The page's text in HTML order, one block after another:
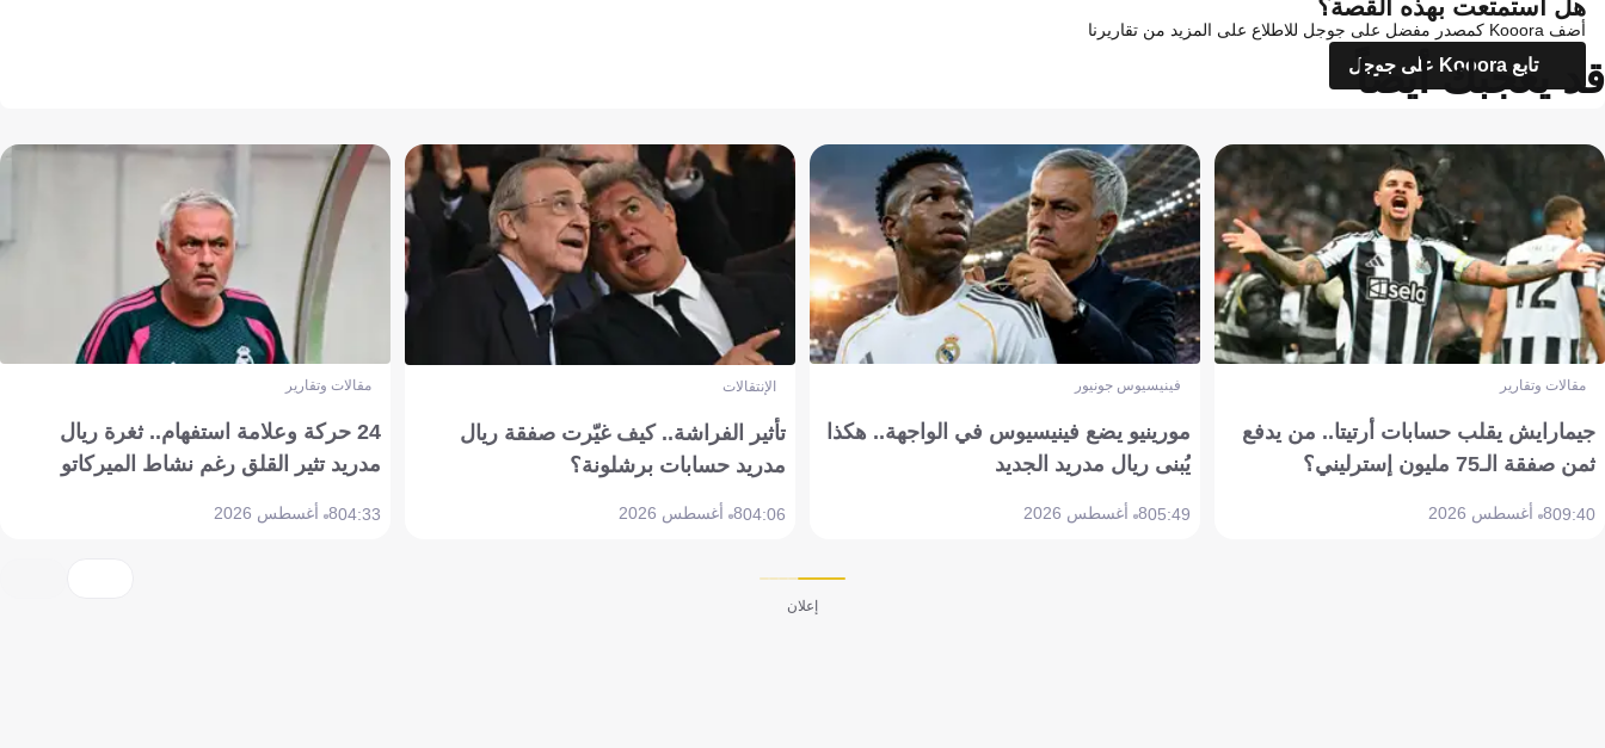
هل استمتعت بهذه القصة؟
أضف Kooora كمصدر مفضل على جوجل للاطلاع على المزيد من تقاريرنا
تابع Kooora على جوجل
قد يعجبك أيضاً
مقالات وتقارير
جيمارايش يقلب حسابات أرتيتا.. من يدفع
ثمن صفقة الـ75 مليون إسترليني؟
09:408 أغسطس 2026
فينيسيوس جونيور
مورينيو يضع فينيسيوس في الواجهة.. هكذا
يُبنى ريال مدريد الجديد
05:498 أغسطس 2026
الإنتقالات
تأثير الفراشة.. كيف غيّرت صفقة ريال
مدريد حسابات برشلونة؟
04:068 أغسطس 2026
مقالات وتقارير
24 حركة وعلامة استفهام.. ثغرة ريال
مدريد تثير القلق رغم نشاط الميركاتو
04:338 أغسطس 2026
إعلان